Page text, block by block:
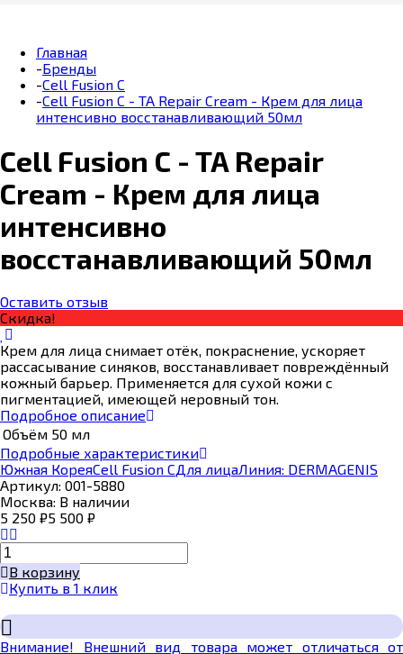
Главная
-Бренды
-Cell Fusion С
-Cell Fusion C - TA Repair Cream - Крем для лица
интенсивно восстанавливающий 50мл
Cell Fusion C - TA Repair
Cream - Крем для лица
интенсивно
восстанавливающий 50мл
Оставить отзыв
Скидка!
Крем для лица снимает отёк, покраснение, ускоряет
рассасывание синяков, восстанавливает повреждённый
кожный барьер. Применяется для сухой кожи с
пигментацией, имеющей неровный тон.
Подробное описание
Объём 50 мл
Подробные характеристики
Южная КореяCell Fusion CДля лицаЛиния: DERMAGENIS
Артикул: 001-5880
Москва: В наличии
5 250 ₽5 500 ₽
В корзину
Купить в 1 клик
Внимание! Внешний вид товара может отличаться от